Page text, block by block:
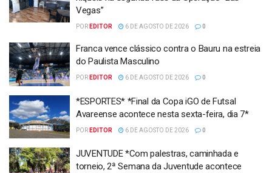
Vegas”
POR EDITOR 6 DE AGOSTO DE 2026 0
Franca vence clássico contra o Bauru na estreia
do Paulista Masculino
POR EDITOR 6 DE AGOSTO DE 2026 0
*ESPORTES* *Final da Copa iGO de Futsal
Avareense acontece nesta sexta-feira, dia 7*
POR EDITOR 6 DE AGOSTO DE 2026 0
JUVENTUDE *Com palestras, caminhada e
torneio, 2ª Semana da Juventude acontece